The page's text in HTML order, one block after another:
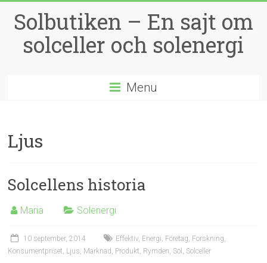
Solbutiken – En sajt om
solceller och solenergi
Menu
Ljus
Solcellens historia
Maria Solenergi
10 september, 2014 Effektiv, Energi, Företag, Forskning,
Konsumentpriset, Ljus, Marknad , Produkt, Rymden, Sol , Solceller